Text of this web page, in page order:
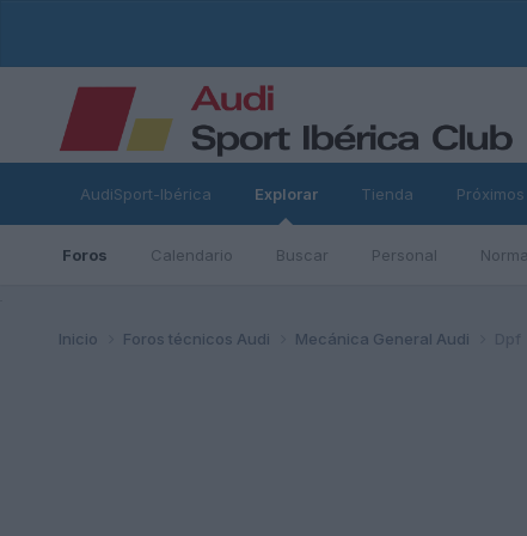
AudiSport-Ibérica Explorar
Foros Calendario Buscar Personal
Tienda
Inicio Foros técnicos Audi Mecánica General Audi